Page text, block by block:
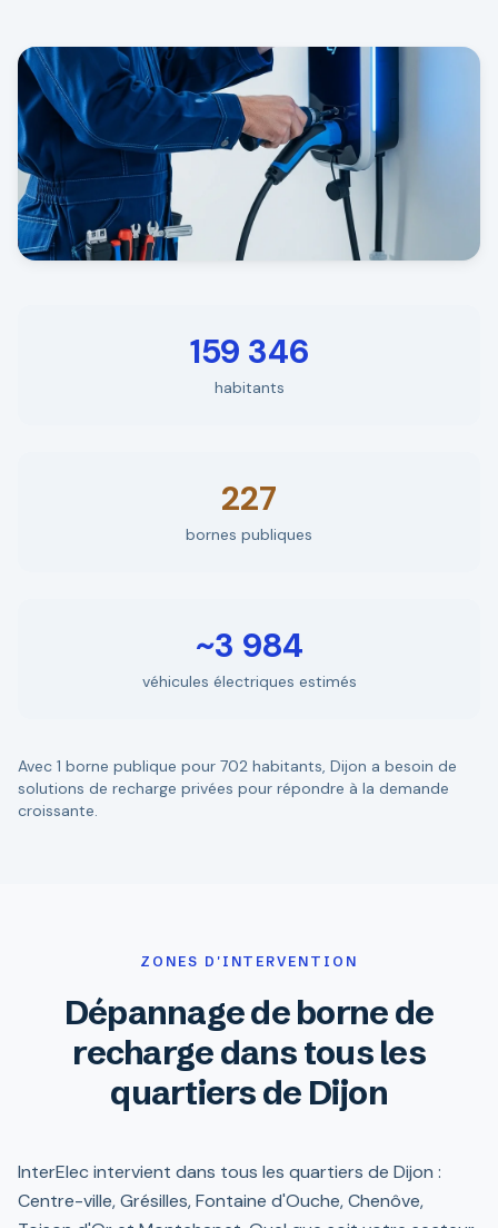
159 346
habitants
227
bornes publiques
~3 984
véhicules électriques estimés
Avec 1 borne publique pour 702 habitants, Dijon a besoin de
solutions de recharge privées pour répondre à la demande
croissante.
ZONES D'INTERVENTION
Dépannage de borne de
recharge dans tous les
quartiers de Dijon
InterElec intervient dans tous les quartiers de Dijon :
Centre-ville, Grésilles, Fontaine d'Ouche, Chenôve,